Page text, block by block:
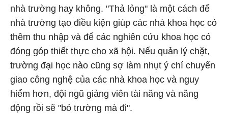
nhà trường hay không. "Thả lỏng" là một cách để
nhà trường tạo điều kiện giúp các nhà khoa học có
thêm thu nhập và để các nghiên cứu khoa học có
đóng góp thiết thực cho xã hội. Nếu quản lý chặt,
trường đại học nào cũng sợ làm nhụt ý chí chuyển
giao công nghệ của các nhà khoa học và nguy
hiểm hơn, đội ngũ giảng viên tài năng và năng
động rồi sẽ "bỏ trường mà đi".